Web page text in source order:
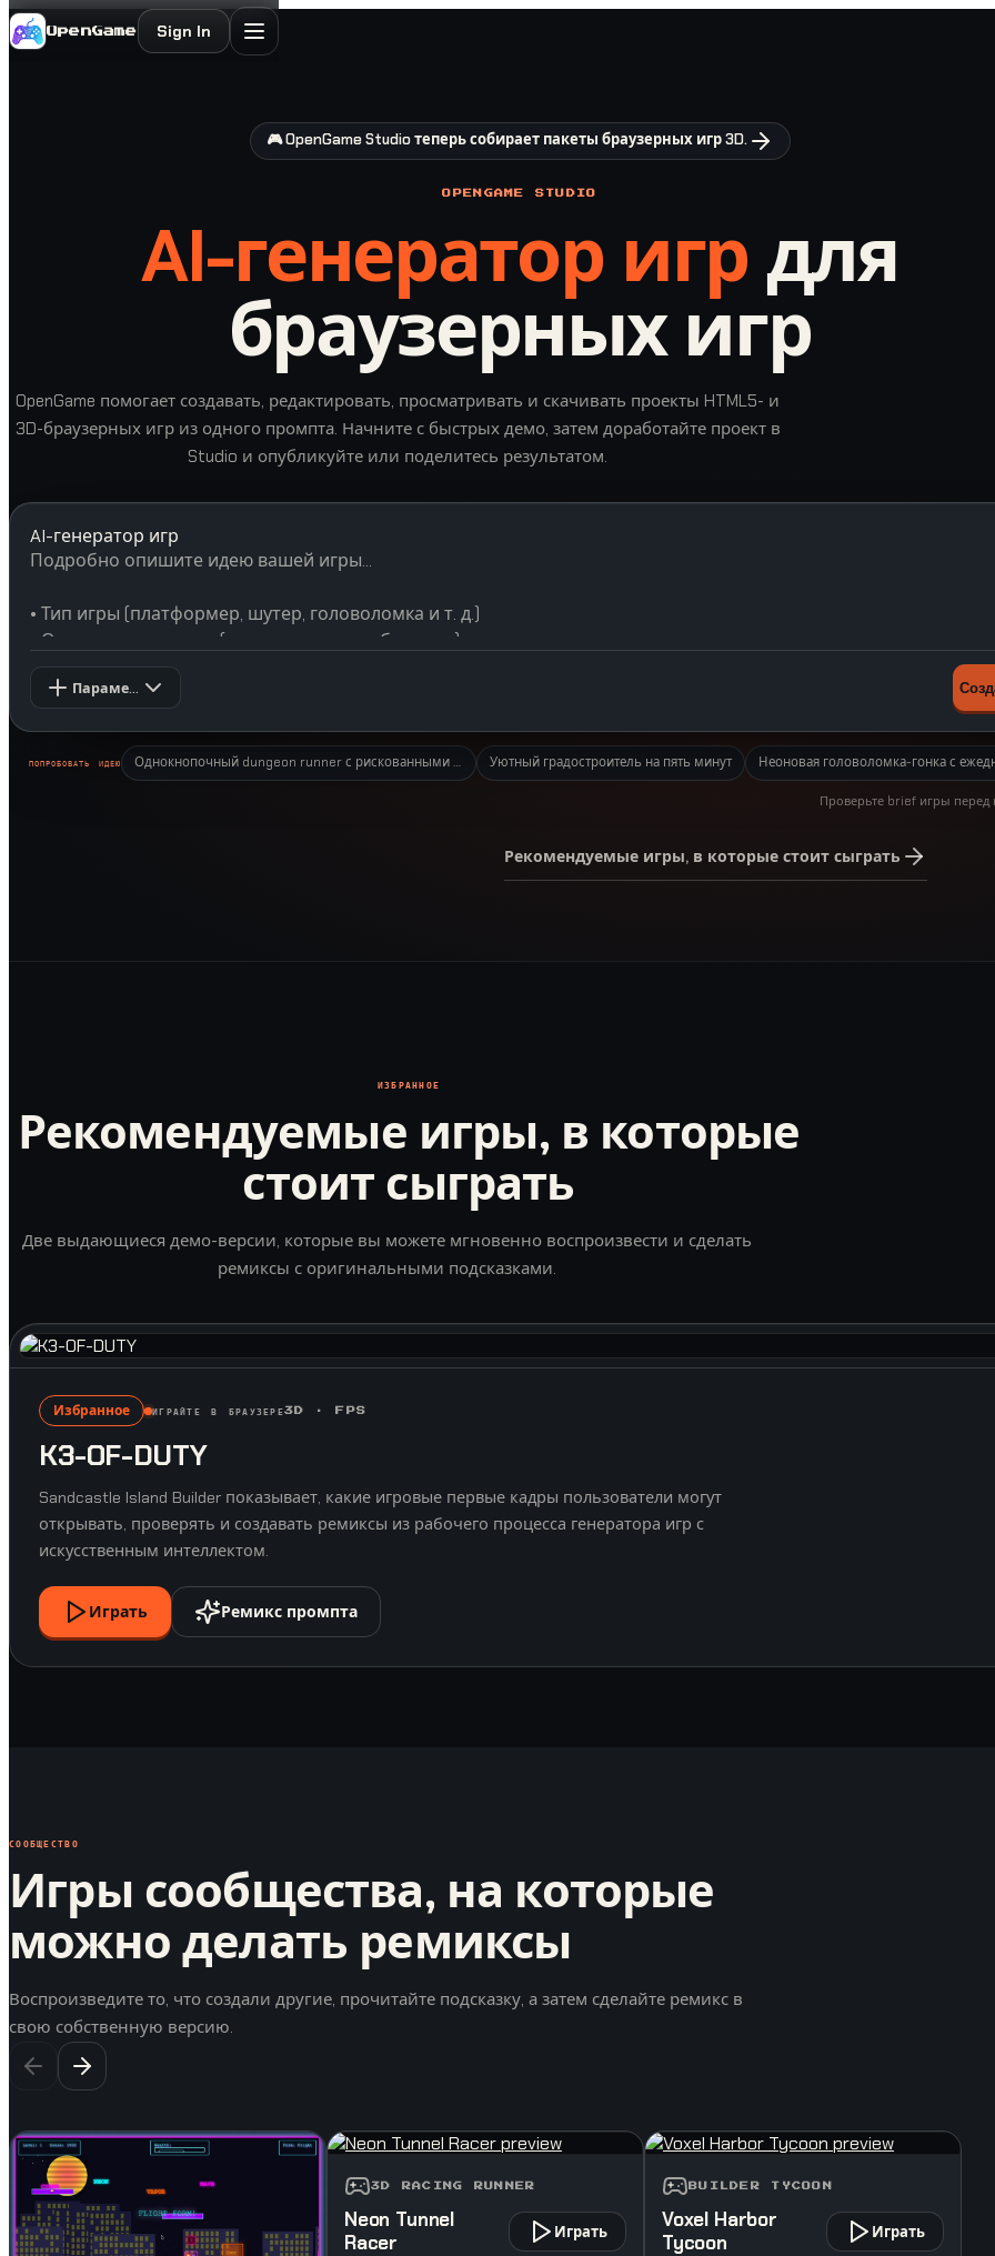
OpenGame Sign In
🎮 OpenGame Studio теперь собирает пакеты браузерных игр 3D.
OPENGAME STUDIO
AI-генератор игр для
браузерных игр
OpenGame помогает создавать, редактировать, просматривать и скачивать проекты HTML5- и
3D-браузерных игр из одного промпта. Начните с быстрых демо, затем доработайте проект в
Studio и опубликуйте или поделитесь результатом.
AI-генератор игр
Параметры
ПОПРОБОВАТЬ ИДЕЮ Однокнопочный dungeon runner с рискованными срезамиУютный градостроитель на пять минут Неоновая головоломка-гонка с
Проверьте brief игры
Рекомендуемые игры, в которые стоит сыграть
ИЗБРАННОЕ
Рекомендуемые игры, в которые
стоит сыграть
Две выдающиеся демо-версии, которые вы можете мгновенно воспроизвести и сделать
ремиксы с оригинальными подсказками.
Избранное ИГРАЙТЕ В БРАУЗЕРЕ3D · FPS
K3-OF-DUTY
Sandcastle Island Builder показывает, какие игровые первые кадры пользователи могут
открывать, проверять и создавать ремиксы из рабочего процесса генератора игр с
искусственным интеллектом.
Играть Ремикс промпта
СООБЩЕСТВО
Игры сообщества, на которые
можно делать ремиксы
Воспроизведите то, что создали другие, прочитайте подсказку, а затем сделайте ремикс в
свою собственную версию.
3D RACING RUNNER
Neon Tunnel
Racer
Играть
BUILDER TYCOON
Voxel Harbor
Tycoon
Играть